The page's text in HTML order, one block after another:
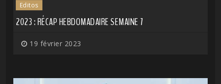
Editos
2023 : RÉCAP HEBDOMADAIRE SEMAINE 7
19 février 2023